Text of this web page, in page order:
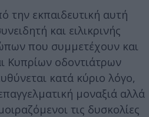
την εκπαιδευτική αυτή
και ειλικρινής
που συμμετέχουν και
Κυπρίων οδοντιάτρων
κατά κύριο λόγο,
μοναξιά αλλά
τις δυσκολίες